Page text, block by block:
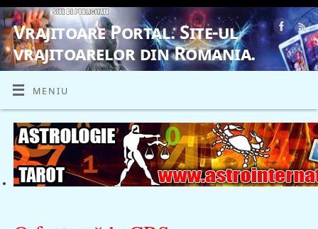
Vrajitoare Portal. Site-ul
vrajitoarelor din Romania.
VRAJITOARE, VRAJITOARELE, VRAJITOARE
MENIU